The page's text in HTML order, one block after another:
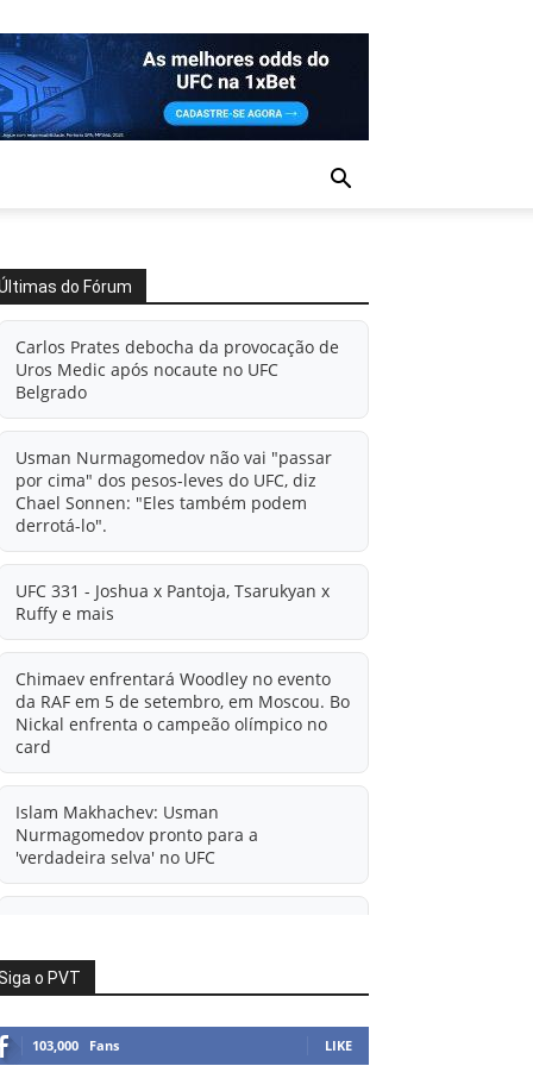
do Fórum
Carlos Prates debocha da provocação de
Uros Medic após nocaute no UFC
Belgrado
Usman Nurmagomedov não vai "passar
por cima" dos pesos-leves do UFC, diz
Chael Sonnen: "Eles também podem
derrotá-lo".
UFC 331 - Joshua x Pantoja, Tsarukyan x
Ruffy e mais
Chimaev enfrentará Woodley no evento
da RAF em 5 de setembro, em Moscou. Bo
Nickal enfrenta o campeão olímpico no
card
Islam Makhachev: Usman
Nurmagomedov pronto para a
'verdadeira selva' no UFC
informações sobre possível mudança
para o UFC após novas negociações.
Islam Makhachev: Há concorrentes
o PVT
103,000 Fans LIKE